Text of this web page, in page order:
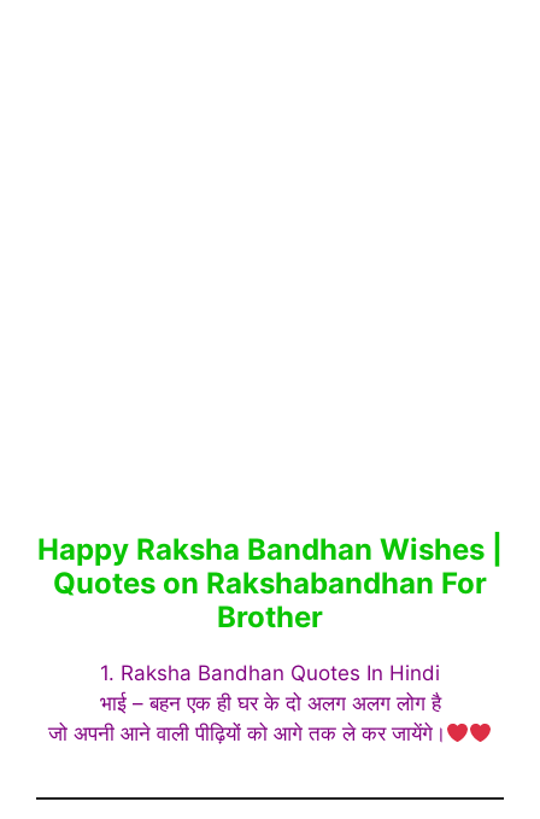
Happy Raksha Bandhan Wishes |
Quotes on Rakshabandhan For
Brother
1. Raksha Bandhan Quotes In Hindi
भाई – बहन एक ही घर के दो अलग अलग लोग है
जो अपनी आने वाली पीढ़ियों को आगे तक ले कर जायेंगे।